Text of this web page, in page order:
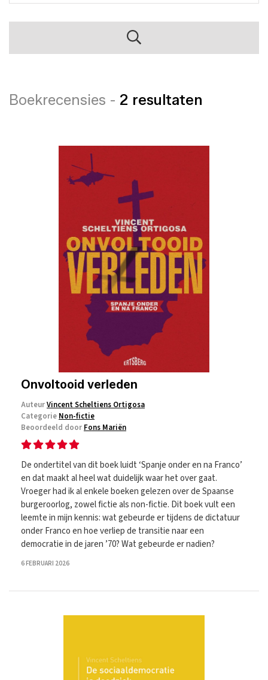
Boekrecensies - 2 resultaten
Onvoltooid verleden
AuteurVincent Scheltiens Ortigosa
Categorie Non-fictie
Beoordeeld door Fons Mariën
De ondertitel van dit boek luidt ‘Spanje onder en na Franco’
en dat maakt al heel wat duidelijk waar het over gaat.
Vroeger had ik al enkele boeken gelezen over de Spaanse
burgeroorlog, zowel fictie als non-fictie. Dit boek vult een
leemte in mijn kennis: wat gebeurde er tijdens de dictatuur
onder Franco en hoe verliep de transitie naar een
democratie in de jaren ’70? Wat gebeurde er nadien?
6 FEBRUARI 2026